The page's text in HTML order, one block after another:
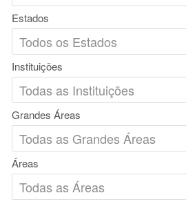
Estados
Instituições
Grandes Áreas
Áreas